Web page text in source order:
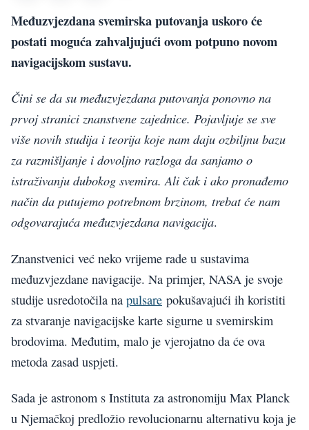
Međuzvjezdana svemirska putovanja uskoro će
postati moguća zahvaljujući ovom potpuno novom
navigacijskom sustavu.
Čini se da su međuzvjezdana putovanja ponovno na
prvoj stranici znanstvene zajednice. Pojavljuje se sve
više novih studija i teorija koje nam daju ozbiljnu bazu
za razmišljanje i dovoljno razloga da sanjamo o
istraživanju dubokog svemira. Ali čak i ako pronađemo
način da putujemo potrebnom brzinom, trebat će nam
odgovarajuća međuzvjezdana navigacija.
Znanstvenici već neko vrijeme rade u sustavima
međuzvjezdane navigacije. Na primjer, NASA je svoje
studije usredotočila na pulsare pokušavajući ih koristiti
za stvaranje navigacijske karte sigurne u svemirskim
brodovima. Međutim, malo je vjerojatno da će ova
metoda zasad uspjeti.
Sada je astronom s Instituta za astronomiju Max Planck
u Njemačkoj predložio revolucionarnu alternativu koja je